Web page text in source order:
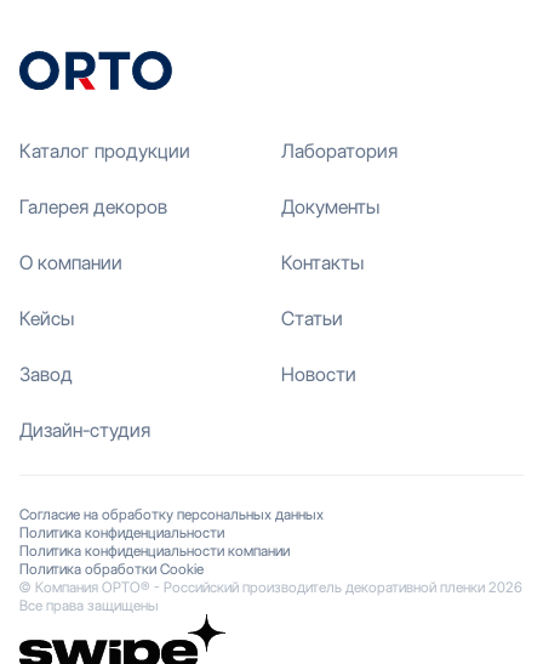
Каталог продукции
Галерея декоров
О компании
Кейсы
Завод
Дизайн-студия
Лаборатория
Документы
Контакты
Статьи
Новости
Согласие на обработку персональных данных
Политика конфиденциальности
Политика конфиденциальности компании
Политика обработки Cookie
© Компания ОРТО® - Российский производитель декоративной пленки 2026
Все права защищены